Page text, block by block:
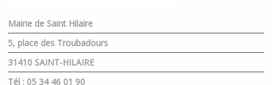
Mairie de Saint Hilaire
5, place des Troubadours
31410 SAINT-HILAIRE
Tél : 05 34 46 01 90